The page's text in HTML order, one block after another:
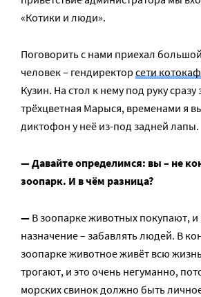
«Котики и люди».
Поговорить с нами приехал
человек – гендиректор сети
Кузин. На стол к нему под руку сразу
трёхцветная Марыся, временами я
диктофон у неё из-под задней лапы.
— Давайте определимся: вы – не
зоопарк. И в чём разница?
— В зоопарке животных покупают, и
назначение – забавлять людей. В
зоопарке животное живёт всю
трогают, и это очень негуманно,
морских свинок должно быть